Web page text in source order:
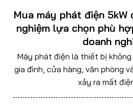
Mua máy phát điện 5kW
nghiệm lựa chọn phù
doanh
Máy phát điện là thiết bị
gia đình, cửa hàng, văn phòng
xảy ra mất